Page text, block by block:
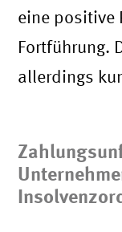
eine positive
Fortführung.
allerdings